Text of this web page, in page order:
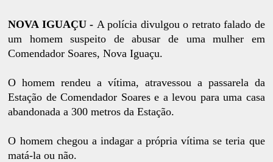
NOVA IGUAÇU - A polícia divulgou o retrato falado de
um homem suspeito de abusar de uma mulher em
Comendador Soares, Nova Iguaçu.
O homem rendeu a vítima, atravessou a passarela da
Estação de Comendador Soares e a levou para uma casa
abandonada a 300 metros da Estação.
O homem chegou a indagar a própria vítima se teria que
matá-la ou não.